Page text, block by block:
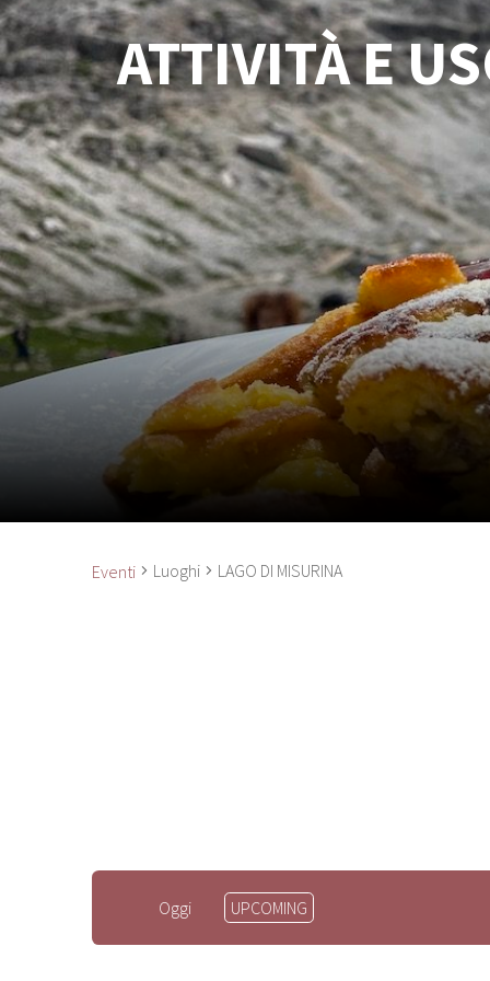
ATTIVITÀ E
Eventi Luoghi LAGO DI MISURINA
Oggi UPCOMING Seleziona